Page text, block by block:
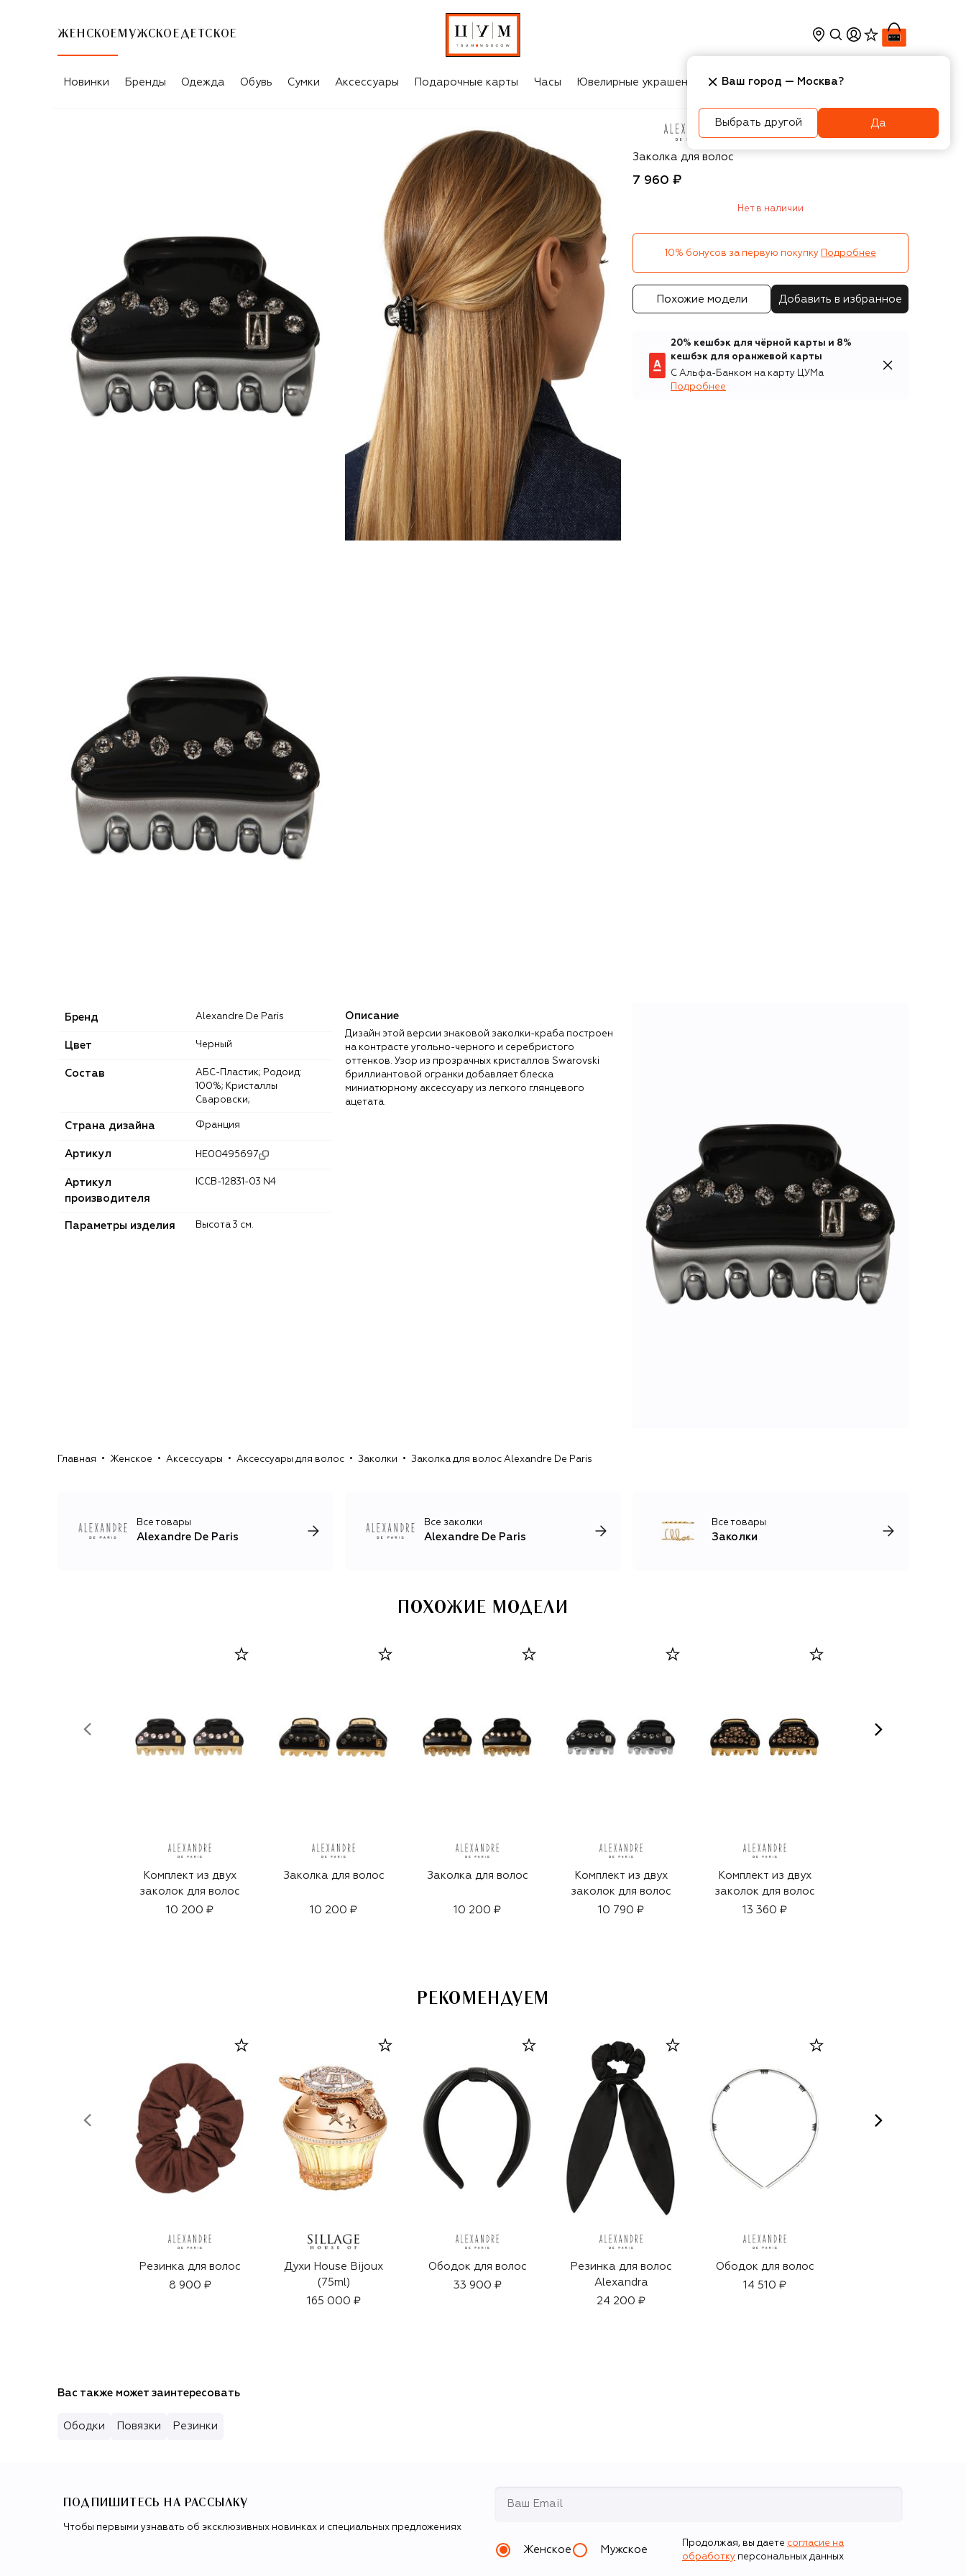
ЖЕНСКОЕ МУЖСКОЕ ДЕТСКОЕ
Новинки Бренды Одежда Обувь Сумки Аксессуары Подарочные карты Часы Ювелирные украшения Косметика Интерьер
Alexandre De Paris
Заколка для волос
7 960 ₽
Нет в наличии
10% бонусов за первую покупку Подробнее
Похожие модели Добавить в избранное
20% кешбэк для чёрной карты и 8%
кешбэк для оранжевой карты
С Альфа-Банком на карту ЦУМа
Подробнее
Бренд Alexandre De Paris
Цвет Черный
Состав
АБС-Пластик; Родоид:
100%; Кристаллы
Сваровски;
Страна дизайна Франция
Артикул HE00495697
Артикул
производителя
ICCB-12831-03 N4
Параметры изделия Высота 3 см.
Описание
Дизайн этой версии знаковой заколки-краба построен
на контрасте угольно-черного и серебристого
оттенков. Узор из прозрачных кристаллов Swarovski
бриллиантовой огранки добавляет блеска
миниатюрному аксессуару из легкого глянцевого
ацетата.
Главная Женское Аксессуары Аксессуары для волос Заколки Заколка для волос Alexandre De Paris
Все товары
Alexandre De Paris
Все заколки
Alexandre De Paris
Все товары
Заколки
ПОХОЖИЕ МОДЕЛИ
Комплект из двух
заколок для волос
10 200 ₽
Заколка для волос
10 200 ₽
Заколка для волос
10 200 ₽
Комплект из двух
заколок для волос
10 790 ₽
Комплект из двух
заколок для волос
13 360 ₽
РЕКОМЕНДУЕМ
Резинка для волос
8 900 ₽
Духи House Bijoux
(75ml)
165 000 ₽
Ободок для волос
33 900 ₽
Резинка для волос
Alexandra
24 200 ₽
Ободок для волос
14 510 ₽
Вас также может заинтересовать
Ободки Повязки Резинки
ПОДПИШИТЕСЬ НА РАССЫЛКУ
Чтобы первыми узнавать об эксклюзивных новинках и специальных предложениях
Женское Мужское
Продолжая, вы даете согласие на
обработку персональных данных
Ваш город — Москва?
Выбрать другой Да